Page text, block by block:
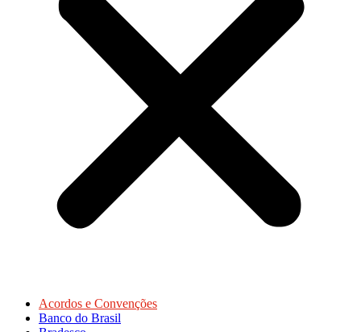
Acordos e Convenções
Banco do Brasil